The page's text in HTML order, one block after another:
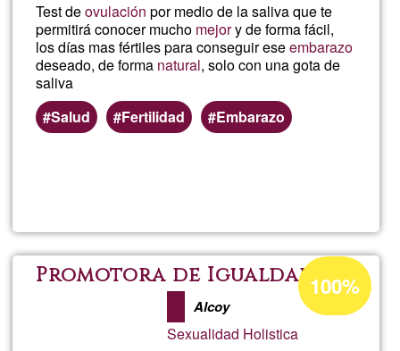
Test deovulación por medio de la saliva que te
permitirá conocer mucho mejory de forma fácil,
los días mas fértiles para conseguir eseembarazo
deseado, de forma natural, solo con una gota de
saliva
Salud
Fertilidad Embarazo
Test
de
Promotora de Igualdad
Alcoy
Sexualidad Holistica
Acceptance
percentage
100%